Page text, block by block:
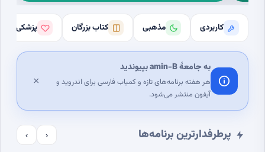
کاربردی مذهبی کتاب بزرگان پزشکی
به جامعهٔ amin-B بپیوندید
هر هفته برنامه‌های تازه و کمیاب فارسی برای اندروید و
آیفون منتشر می‌شود.
×
پرطرفدارترین برنامه‌ها ‹
›